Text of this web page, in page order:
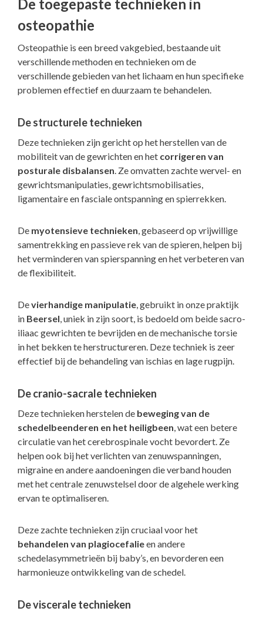
De toegepaste technieken in
osteopathie
Osteopathie is een breed vakgebied, bestaande uit
verschillende methoden en technieken om de
verschillende gebieden van het lichaam en hun specifieke
problemen effectief en duurzaam te behandelen.
De structurele technieken
Deze technieken zijn gericht op het herstellen van de
mobiliteit van de gewrichten en het corrigeren van
posturale disbalansen. Ze omvatten zachte wervel- en
gewrichtsmanipulaties, gewrichtsmobilisaties,
ligamentaire en fasciale ontspanning en spierrekken.
De myotensieve technieken, gebaseerd op vrijwillige
samentrekking en passieve rek van de spieren, helpen bij
het verminderen van spierspanning en het verbeteren van
de flexibiliteit.
Devierhandige manipulatie, gebruikt in onze praktijk
in Beersel, uniek in zijn soort, is bedoeld om beide sacro-
iliaac gewrichten te bevrijden en de mechanische torsie
in het bekken te herstructureren. Deze techniek is zeer
effectief bij de behandeling van ischias en lage rugpijn.
De cranio-sacrale technieken
Deze technieken herstelen de beweging van de
schedelbeenderen en het heiligbeen, wat een betere
circulatie van het cerebrospinale vocht bevordert. Ze
helpen ook bij het verlichten van zenuwspanningen,
migraine en andere aandoeningen die verband houden
met het centrale zenuwstelsel door de algehele werking
ervan te optimaliseren.
Deze zachte technieken zijn cruciaal voor het
behandelen van plagiocefalieen andere
schedelasymmetrieën bij baby’s, en bevorderen een
harmonieuze ontwikkeling van de schedel.
De viscerale technieken